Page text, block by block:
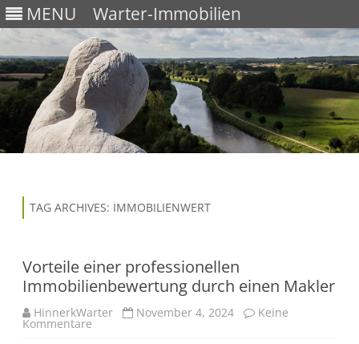
MENU Warter-Immobilien
TAG ARCHIVES: IMMOBILIENWERT
Vorteile einer professionellen
Immobilienbewertung durch einen Makler
HinnerkWarter November 4, 2024 Keine
Kommentare